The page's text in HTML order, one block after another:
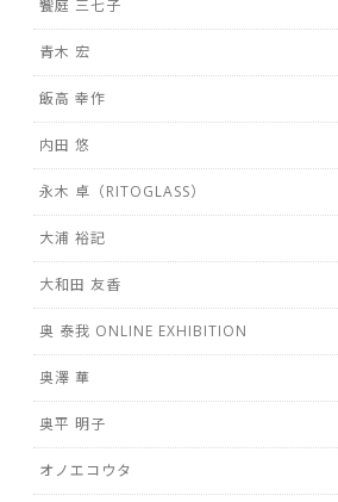
饗庭 三七子
青木 宏
飯高 幸作
内田 悠
永木 卓（RITOGLASS）
大浦 裕記
大和田 友香
奥 泰我 ONLINE EXHIBITION
奥澤 華
奥平 明子
オノエコウタ